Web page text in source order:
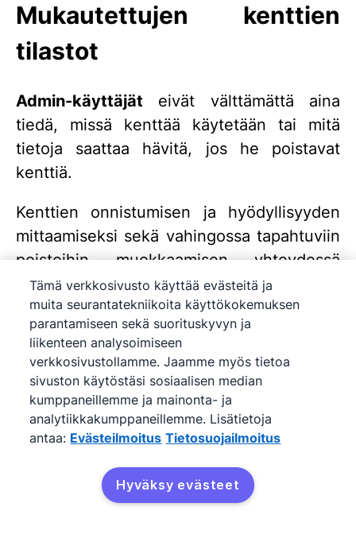
Mukautettujen kenttien
tilastot
Admin-käyttäjät eivät välttämättä aina
tiedä, missä kenttää käytetään tai mitä
tietoja saattaa hävitä, jos he poistavat
kenttiä.
Kenttien onnistumisen ja hyödyllisyyden
mittaamiseksi sekä vahingossa tapahtuviin
poistoihin muokkaamisen yhteydessä
varautumiseksi käyttäjät näkevät niiden
luonti- ja päivityspäivämäärät sekä tilastot,
jotka näyttävät, missä kenttää on täytetty
tai missä sitä käytetään suodattimissa.
Kentän tilastojen katsomiseksi
ylläpitäjäkäyttäjien on napsautettava
kenttää avatakseen muokkausnäkymän.
Sitten vasemmassa alakulmassa napsauta
"Näytä kentän tilastot".
Tämä verkkosivusto käyttää evästeitä ja
muita seurantatekniikoita käyttökokemuksen
parantamiseen sekä suorituskyvyn ja
liikenteen analysoimiseen
verkkosivustollamme. Jaamme myös tietoa
sivuston käytöstäsi sosiaalisen median
kumppaneillemme ja mainonta- ja
analytiikkakumppaneillemme. Lisätietoja
antaa: Evästeilmoitus Tietosuojailmoitus
Hyväksy evästeet